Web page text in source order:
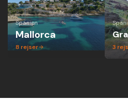
Spanien
Mallorca
8 rejser 3